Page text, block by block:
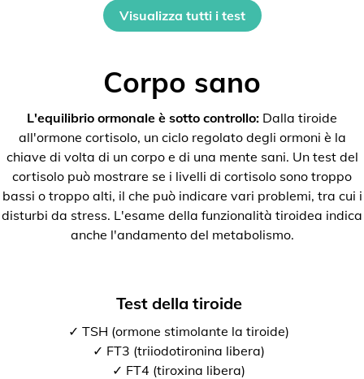
Visualizza tutti i test
Corpo sano
L'equilibrio ormonale è sotto controllo: Dalla tiroide
all'ormone cortisolo, un ciclo regolato degli ormoni è la
chiave di volta di un corpo e di una mente sani. Un test del
cortisolo può mostrare se i livelli di cortisolo sono troppo
bassi o troppo alti, il che può indicare vari problemi, tra cui i
disturbi da stress. L'esame della funzionalità tiroidea indica
anche l'andamento del metabolismo.
Test della tiroide
✓ TSH (ormone stimolante la tiroide)
✓ FT3 (triiodotironina libera)
✓ FT4 (tiroxina libera)